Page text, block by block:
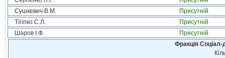
Сушкевич В.М.
Присутній
Тігіпко С.Л.
Присутній
Шаров І.Ф.
Присутній
Фракція Соціал-